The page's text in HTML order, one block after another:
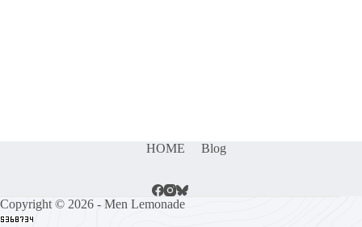
HOME Blog
Copyright © 2026 - Men Lemonade